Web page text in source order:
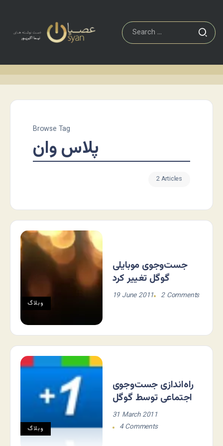
Browse Tag
پلاس وان
2 Articles
وبلاگ
جست‌وجوی موبایلی
گوگل تغییر کرد
19 June 2011 2 Comments
وبلاگ
راه‌اندازی جست‌وجوی
اجتماعی توسط گوگل
31 March 2011
4 Comments